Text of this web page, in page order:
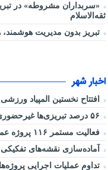
«سربداران مشروطه» در
ثقه‌الاسلام
تبریز بدون مدیریت
اخبار شهر
افتتاح نخستین المپیاد
فعالیت مستمر ۱۱۶ پروژه عمرانی در شرایط جنگی
آماده‌سازی نقشه‌های تفکیکی ۵۹ هکتار از ارتش در کمربندی
تداوم عملیات اجرایی